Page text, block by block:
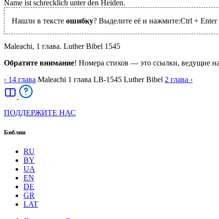
Name ist schrecklich unter den Heiden.
Нашли в тексте ошибку? Выделите её и нажмите:Ctrl + Enter
Maleachi, 1 глава. Luther Bibel 1545
Обратите внимание! Номера стихов — это ссылки, ведущие
‹ 14 глава Maleachi 1 глава LB-1545 Luther Bibel 2 глава ›
ПОДДЕРЖИТЕ НАС
Библии
RU
BY
UA
EN
DE
GR
LAT